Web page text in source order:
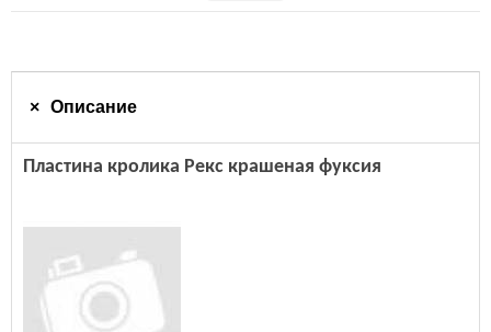
Описание
Пластина кролика Рекс крашеная фуксия